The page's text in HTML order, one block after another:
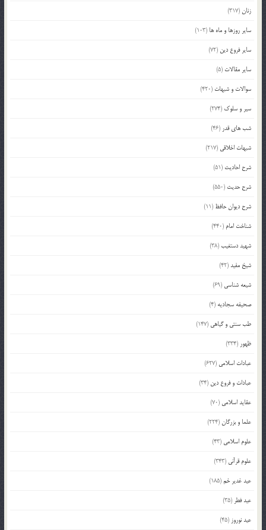
زنان(317)
سایر روزها و ماه ها (103)
سایر فروع دین (72)
سایر مقالات (5)
سوالات و شبهات (420)
سیر و سلوک (274)
شب های قدر (46)
شبهات اخلاقی (217)
شرح احادیث (51)
شرح حدیث (550)
شرح دیوان حافظ (11)
شناخت امام (440)
شهید دستغیب(38)
شیخ مفید(42)
شیعه شناسی (69)
صحیفه سجادیه (4)
طب سنتی و گیاهی (147)
ظهور (334)
عبادات اسلامی (627)
عبادات و فروع دین (34)
عقاید اسلامی (70)
علما و بزرگان(224)
علوم اسلامی (43)
علوم قرآنی (343)
عید غدیر خم(185)
عید فطر (35)
عید نوروز (45)